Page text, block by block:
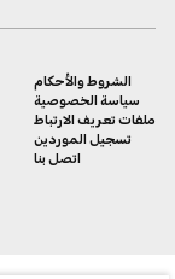
الشروط والأحكام
سياسة الخصوصية
ملفات تعريف الارتباط
تسجيل الموردين
اتصل بنا